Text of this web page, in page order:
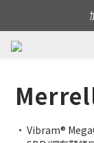
• Vibram®